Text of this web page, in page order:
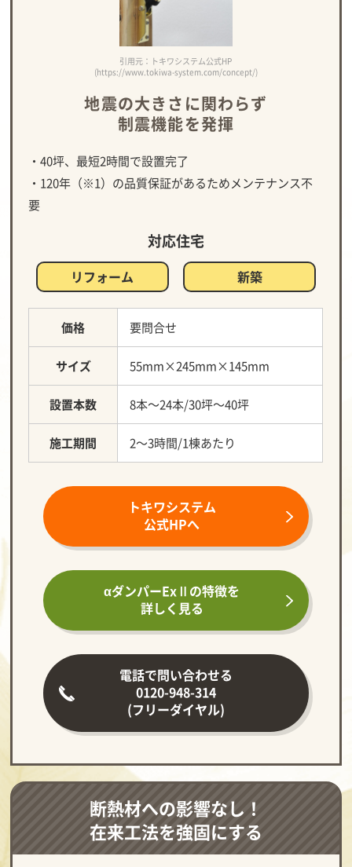
引用元：トキワシステム公式HP
(https://www.tokiwa-system.com/concept/)
地震の大きさに関わらず
制震機能を発揮
・40坪、最短2時間で設置完了
・120年（※1）の品質保証があるためメンテナンス不
要
対応住宅
リフォーム 新築
価格 要問合せ
サイズ 55mm×245mm×145mm
設置本数 8本～24本/30坪～40坪
施工期間 2～3時間/1棟あたり
トキワシステム
公式HPへ
αダンパーExⅡの特徴を
詳しく見る
電話で問い合わせる
0120-948-314
(フリーダイヤル)
断熱材への影響なし！
在来工法を強固にする